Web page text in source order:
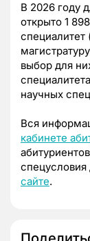
В 2026 году
открыто 1
выбор для
научных
Вся
кабинете
сайте.